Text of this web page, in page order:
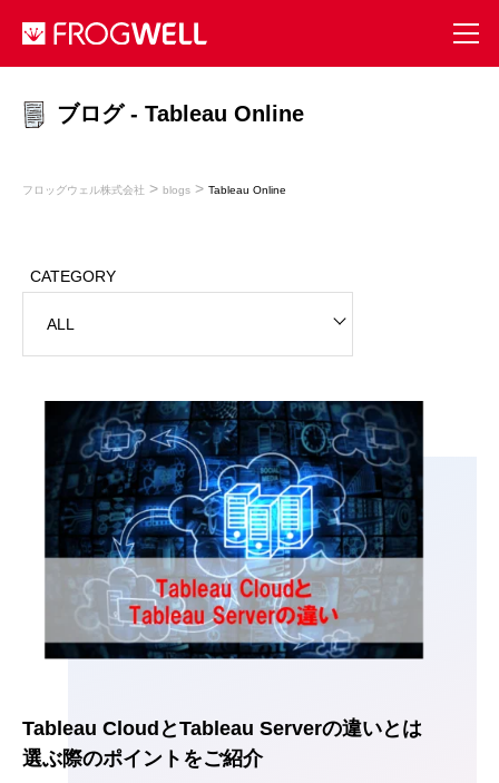
ブログ - Tableau Online
フロッグウェル株式会社 > blogs > Tableau Online
CATEGORY
Tableau CloudとTableau Serverの違いとは
選ぶ際のポイントをご紹介